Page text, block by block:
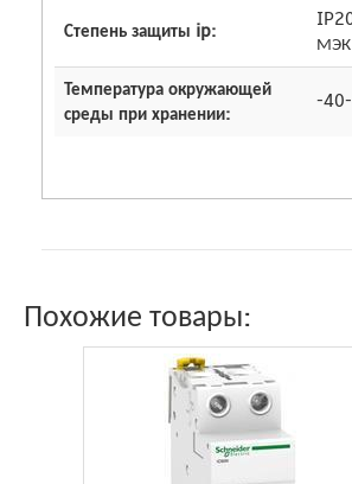
Степень защиты ip:
Температура окружающей
среды при хранении:
-40-
Похожие товары: